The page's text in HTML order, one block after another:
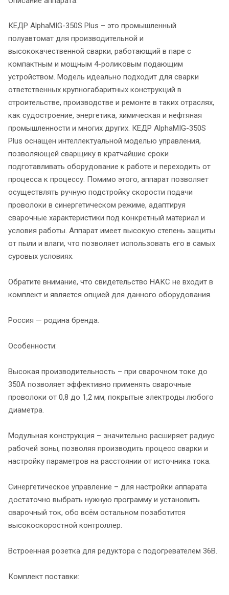
КЕДР AlphaMIG-350S Plus – это промышленный
полуавтомат для производительной и
высококачественной сварки, работающий в паре с
компактным и мощным 4-роликовым подающим
устройством. Модель идеально подходит для сварки
ответственных крупногабаритных конструкций в
строительстве, производстве и ремонте в таких отраслях,
как судостроение, энергетика, химическая и нефтяная
промышленности и многих других. КЕДР AlphaMIG-350S
Plus оснащен интеллектуальной моделью управления,
позволяющей сварщику в кратчайшие сроки
подготавливать оборудование к работе и переходить от
процесса к процессу. Помимо этого, аппарат позволяет
осуществлять ручную подстройку скорости подачи
проволоки в синергетическом режиме, адаптируя
сварочные характеристики под конкретный материал и
условия работы. Аппарат имеет высокую степень защиты
от пыли и влаги, что позволяет использовать его в самых
суровых условиях.
Обратите внимание, что свидетельство НАКС не входит в
комплект и является опцией для данного оборудования.
Россия — родина бренда.
Особенности:
Высокая производительность – при сварочном токе до
350А позволяет эффективно применять сварочные
проволоки от 0,8 до 1,2 мм, покрытые электроды любого
диаметра.
Модульная конструкция – значительно расширяет радиус
рабочей зоны, позволяя производить процесс сварки и
настройку параметров на расстоянии от источника тока.
Синергетическое управление – для настройки аппарата
достаточно выбрать нужную программу и установить
сварочный ток, обо всём остальном позаботится
высокоскоростной контроллер.
Встроенная розетка для редуктора с подогревателем 36B.
Комплект поставки: